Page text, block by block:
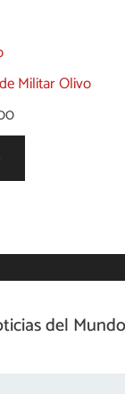
Militar Olivo
El
precio
es:
del